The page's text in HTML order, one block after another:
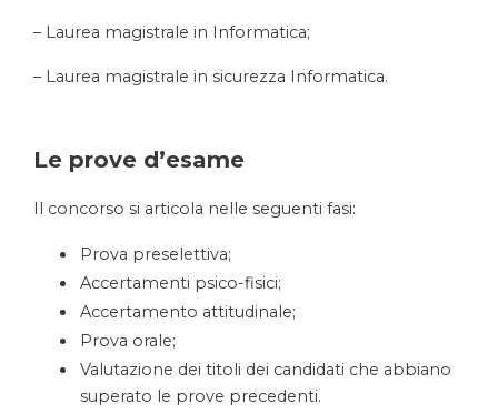
– Laurea magistrale in Informatica;
– Laurea magistrale in sicurezza Informatica.
Le prove d’esame
Il concorso si articola nelle seguenti fasi:
Prova preselettiva;
Accertamenti psico-fisici;
Accertamento attitudinale;
Prova orale;
Valutazione dei titoli dei candidati che abbiano
superato le prove precedenti.